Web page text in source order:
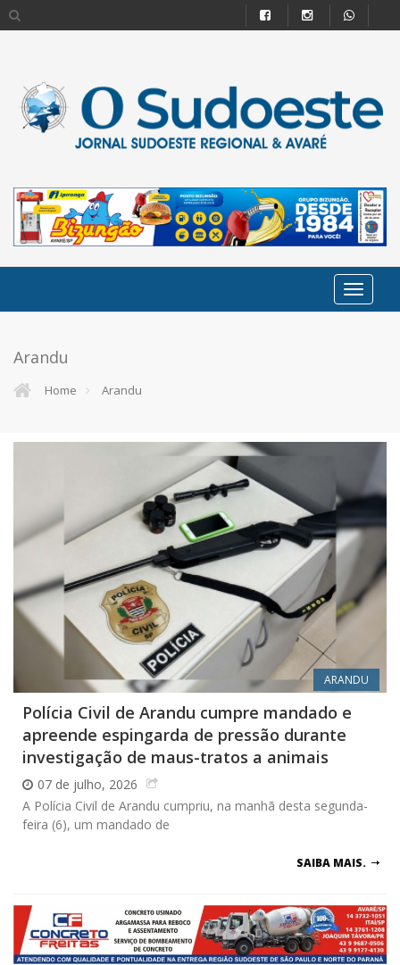
Arandu
Home Arandu
ARANDU
Polícia Civil de Arandu cumpre mandado e
apreende espingarda de pressão durante
investigação de maus-tratos a animais
07 de julho, 2026
A Polícia Civil de Arandu cumpriu, na manhã desta segunda-
feira (6), um mandado de
SAIBA MAIS.